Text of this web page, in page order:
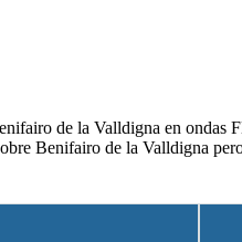
de la Valldigna en ondas
Benifairo de la Valldigna